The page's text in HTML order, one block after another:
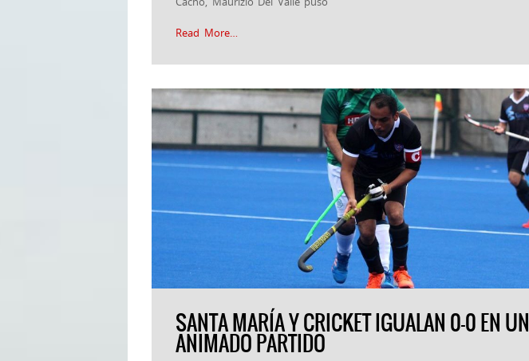
Read More…
SANTA MARÍA Y CRICKET IGUALAN 0-0 EN UN
ANIMADO PARTIDO